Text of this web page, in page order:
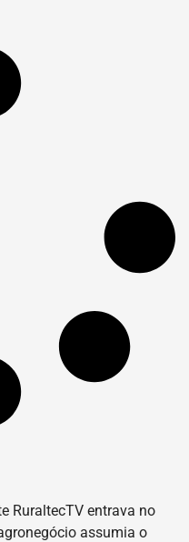
RuraltecTV entrava no
assumia o